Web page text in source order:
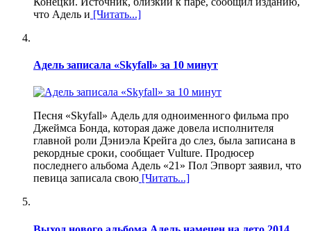
что Адель и [Читать...]
Адель записала «Skyfall» за 10 минут
Песня «Skyfall» Адель для одноименного фильма про
Джеймса Бонда, которая даже довела исполнителя
главной роли Дэниэла Крейга до слез, была записана в
рекордные сроки, сообщает Vulture. Продюсер
последнего альбома Адель «21» Пол Эпворт заявил, что
певица записала свою [Читать...]